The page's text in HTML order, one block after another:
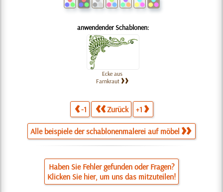
anwendender Schablonen:
Ecke aus
Farnkraut
-1 Zurück +1
Alle beispiele der schablonenmalerei auf möbel
Haben Sie Fehler gefunden oder Fragen?
Klicken Sie hier, um uns das mitzuteilen!